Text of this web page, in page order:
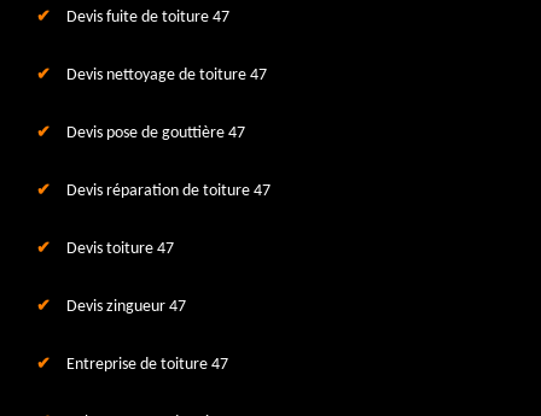
Devis fuite de toiture 47
Devis nettoyage de toiture 47
Devis pose de gouttière 47
Devis réparation de toiture 47
Devis toiture 47
Devis zingueur 47
Entreprise de toiture 47